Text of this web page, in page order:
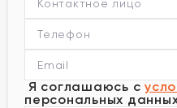
Я соглашаюсь с
персональных